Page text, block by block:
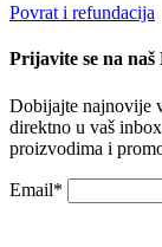
Povrat i refundacija
Prijavite se na naš
Dobijajte najnovije
direktno u vaš
proizvodima i
Email*